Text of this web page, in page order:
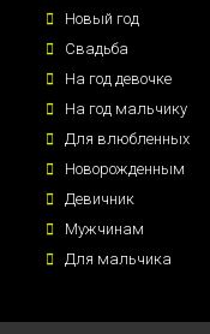
Новый год
Свадьба
На год девочке
На год мальчику
Для влюбленных
Новорожденным
Девичник
Мужчинам
Для мальчика